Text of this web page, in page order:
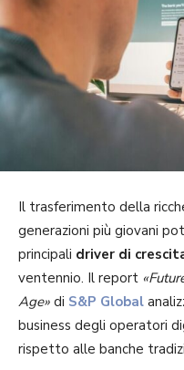
Il trasferimento della
generazioni più giovani
principali driver di
ventennio. Il report
Age» di S&P Global
business degli operatori
rispetto alle banche